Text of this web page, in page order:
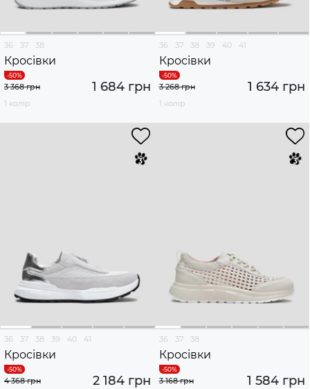
36 37 38
Кросівки
1 684 грн
3 368 грн
1 колір
36 37 38 39 40 41
Кросівки
1 634 грн
3 268 грн
1 колір
36 37 38 39 40 41
Кросівки
2 184 грн
4 368 грн
36 37 38
Кросівки
1 584 грн
3 168 грн